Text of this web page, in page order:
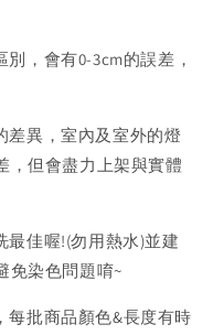
，會有0-3cm的誤差，
異，室內及室外的燈
，但會盡力上架與實體
佳喔!(勿用熱水)並建
免染色問題唷~
批商品顏色&長度有時